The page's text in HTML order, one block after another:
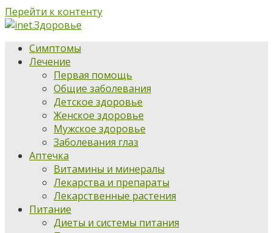
Перейти к контенту
Симптомы
Лечение
Первая помощь
Общие заболевания
Детское здоровье
Женское здоровье
Мужское здоровье
Заболевания глаз
Аптечка
Витамины и минералы
Лекарства и препараты
Лекарственные растения
Питание
Диеты и системы питания